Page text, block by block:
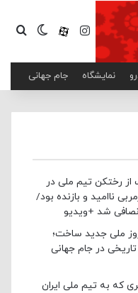
اینستاگرامآپاراتتغییر
نمایشگاه جام جهانی
رختکن تیم ملی در
ناامید و بازنده بود/
شد +ویدیو
ملی جدید ساخت؛
تاریخی در جام جهانی
که به تیم ملی ایران